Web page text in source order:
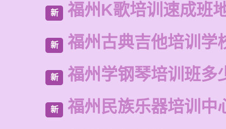
新 福州K歌培训速成班
新 福州古典吉他培训学
新 福州学钢琴培训班多
新 福州民族乐器培训中